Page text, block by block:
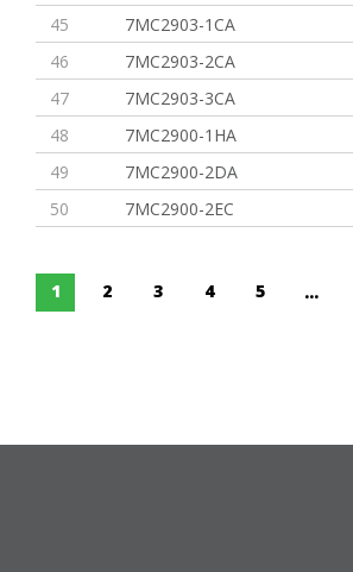
45 7MC2903-1CA
46 7MC2903-2CA
47 7MC2903-3CA
48 7MC2900-1HA
49 7MC2900-2DA
50 7MC2900-2EC
1 2 3 4 5 ...